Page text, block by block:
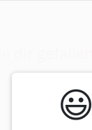
😃️